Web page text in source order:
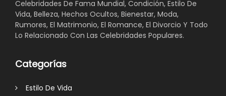
Celebridades De Fama Mundial, Condición, Estilo De
Vida, Belleza, Hechos Ocultos, Bienestar, Moda,
Rumores, El Matrimonio, El Romance, El Divorcio Y Todo
Lo Relacionado Con Las Celebridades Populares.
Categorías
Estilo De Vida